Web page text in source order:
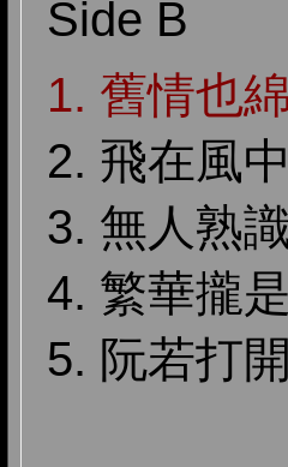
Side B
1. 舊情也
2. 飛在風
3. 無人熟
4. 繁華攏
5. 阮若打